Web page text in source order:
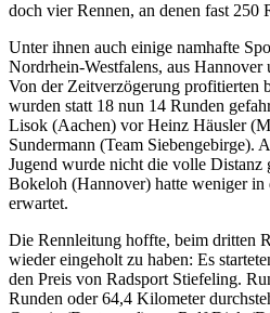
doch vier Rennen, an denen fast 250
Unter ihnen auch einige namhafte
Nordrhein-Westfalens, aus Hannover
Von der Zeitverzögerung profitierten
wurden statt 18 nun 14 Runden
Lisok (Aachen) vor Heinz Häusler
Sundermann (Team Siebengebirge).
Jugend wurde nicht die volle Distanz
Bokeloh (Hannover) hatte weniger in
erwartet.
Die Rennleitung hoffte, beim dritten
wieder eingeholt zu haben: Es
den Preis von Radsport Stiefeling.
Runden oder 64,4 Kilometer